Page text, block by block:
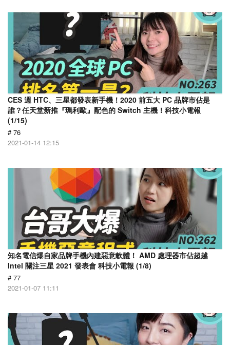
CES 週 HTC、三星都發表新手機！2020 前五大 PC 品牌市佔是
誰？任天堂新推『瑪利歐』配色的 Switch 主機！科技小電報
(1/15)
# 76
2021-01-14 12:15
知名電信爆自家品牌手機內建惡意軟體！ AMD 處理器市佔超越
Intel 關注三星 2021 發表會 科技小電報 (1/8)
# 77
2021-01-07 11:11